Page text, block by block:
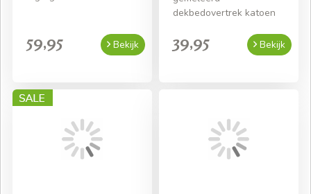
59,95 Bekijk
dekbedovertrek katoen
39,95 Bekijk